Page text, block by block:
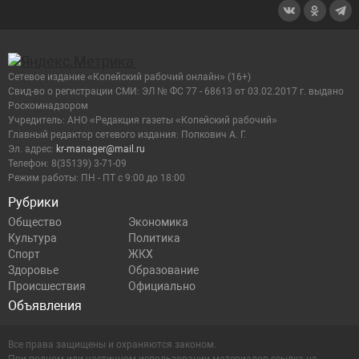
Рубрики
Общество
Экономика
Культура
Политика
Спорт
ЖКХ
Здоровье
Образование
Происшествия
Официально
Объявления
Сетевое издание «Копейский рабочий онлайн» (16+)
Cвид-во о регистрации СМИ: ЭЛ № ФС 77 - 68613 от 03.02.2017 г. выдано
Роскомнадзором
Учредитель: АНО «Редакция газеты «Копейский рабочий»
Главный редактор сетевого издания: Попкович А. Г.
Эл. адрес: kr-manager@mail.ru
Телефон: 8(35139) 3-71-09
Режим работы: ПН - ПТ с 9:00 до 18:00
Все права защищены и охраняются законом.